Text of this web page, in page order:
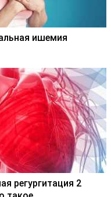
ишемия
регургитация 2